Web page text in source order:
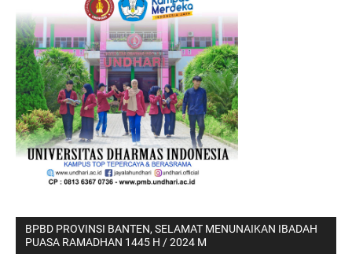
BPBD PROVINSI BANTEN, SELAMAT MENUNAIKAN IBADAH
PUASA RAMADHAN 1445 H / 2024 M